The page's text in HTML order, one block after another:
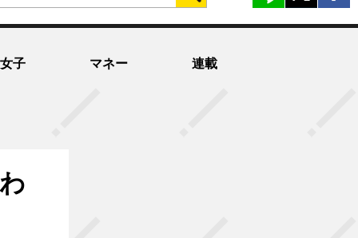
女子 マネー 連載